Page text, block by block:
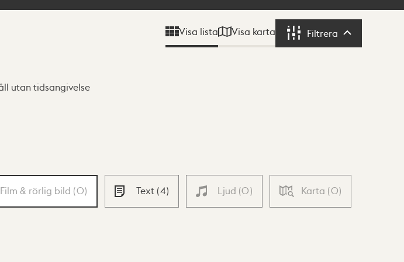
Visa lista Visa karta Filtrera Filtrera
utan tidsangivelse
Film & rörlig bild (0) Text (4) Ljud (0) Karta (0)